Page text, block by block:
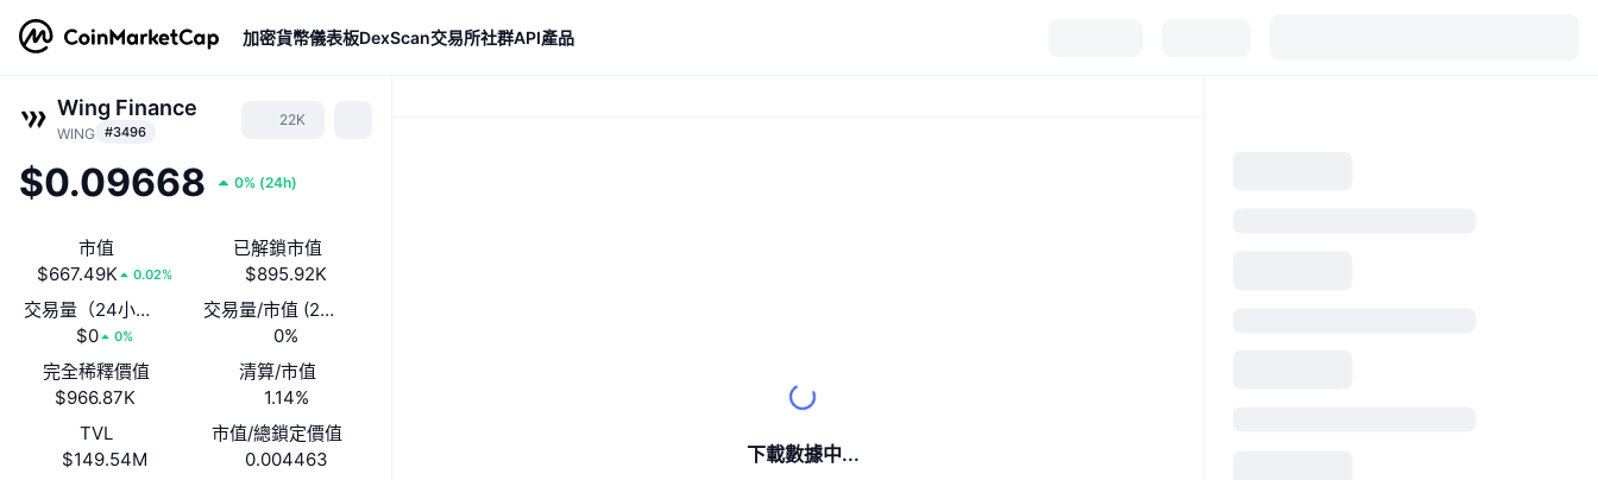
加密貨幣儀表板DexScan交易所社群API產品
Wing Finance
WING #3496
22K
$0.09668 0% (24h)
市值
$667.49K
0.02%
已解鎖市值
$895.92K
交易量（24小時）
$0
0%
交易量/市值 (24 小時)
0%
完全稀釋價值
$966.87K
清算/市值
1.14%
TVL
$149.54M
市值/總鎖定價值
0.004463
下載數據中...